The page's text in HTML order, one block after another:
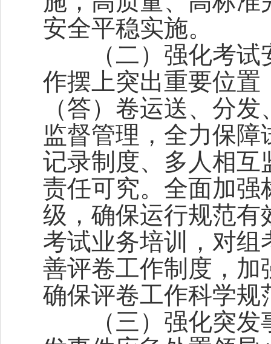
安全平稳实施。
（二）强化考试
作摆上突出重要位置
（答）卷运送、分
监督管理，全力保
记录制度、多人相互
责任可究。全面加强
级，确保运行规范有
考试业务培训，对
善评卷工作制度，加
确保评卷工作科学规
（三）强化突发